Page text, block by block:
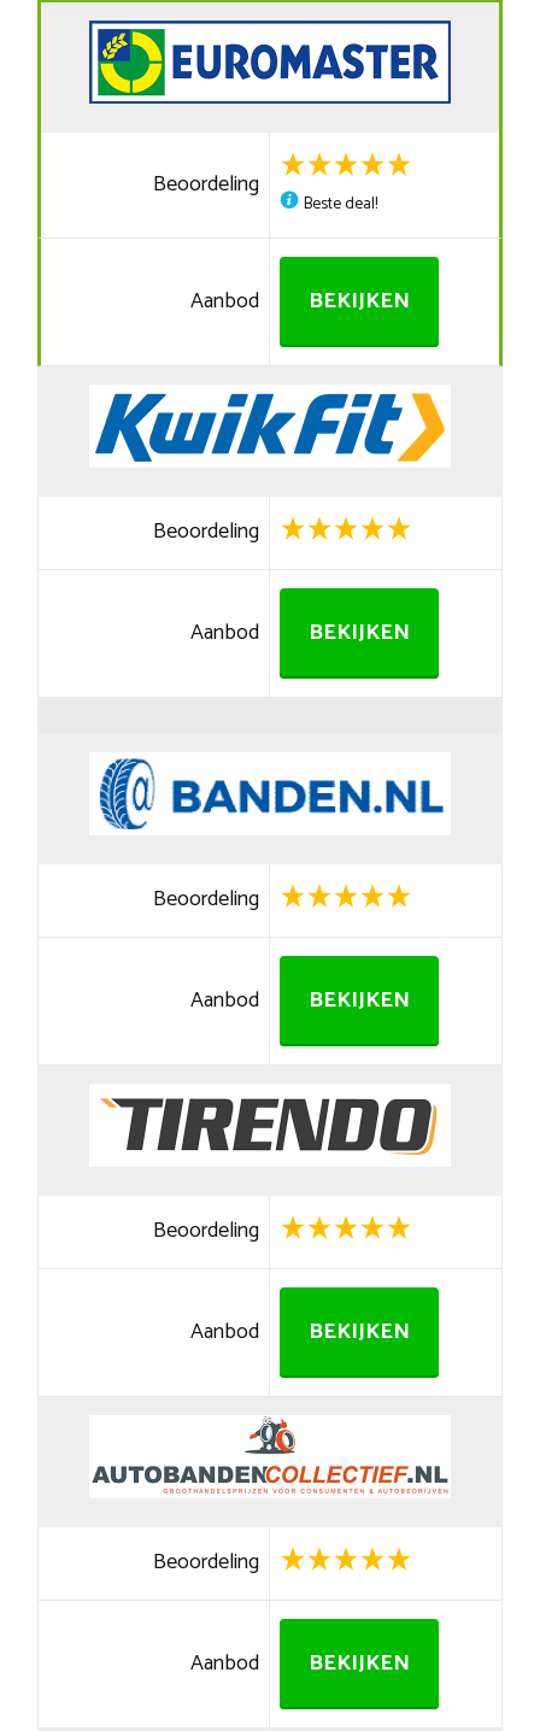
Beoordeling
Beste deal!
Aanbod BEKIJKEN
Beoordeling
Aanbod BEKIJKEN
Beoordeling
Aanbod BEKIJKEN
Beoordeling
Aanbod BEKIJKEN
Beoordeling
Aanbod BEKIJKEN